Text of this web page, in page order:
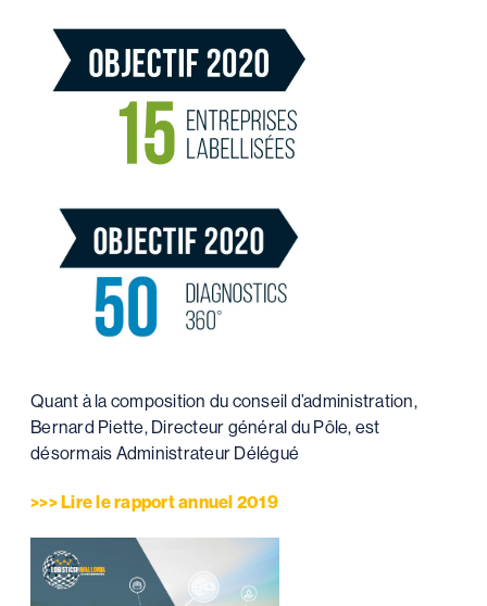
Quant à la composition du conseil d’administration,
Bernard Piette, Directeur général du Pôle, est
désormais Administrateur Délégué
>>> Lire le rapport annuel 2019